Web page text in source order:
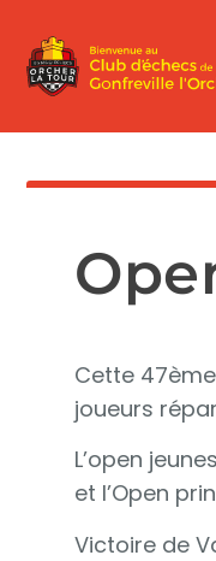
Cette
joueurs
L’open
et l’Open
Victoire de